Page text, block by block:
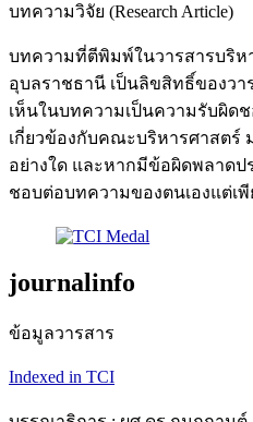
บทความวิจัย (Research Article)
บทความที่ตีพิมพ์ในวารสารบริห
อุบลราชธานี เป็นลิขสิทธิ์ของว
เห็นในบทความเป็นความรับผิด
เกี่ยวข้องกับคณะบริหารศาสตร์
อย่างใด และหากมีข้อผิดพลาดป
ชอบต่อบทความของตนเองแต่เพี
journalinfo
ข้อมูลวารสาร
Indexed in TCI